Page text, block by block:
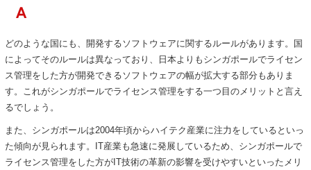
どのような国にも、開発するソフトウェアに関するルールがあります。国
によってそのルールは異なっており、日本よりもシンガポールでライセン
ス管理をした方が開発できるソフトウェアの幅が拡大する部分もありま
す。これがシンガポールでライセンス管理をする一つ目のメリットと言え
るでしょう。
また、シンガポールは2004年頃からハイテク産業に注力をしているといっ
た傾向が見られます。IT産業も急速に発展しているため、シンガポールで
ライセンス管理をした方がIT技術の革新の影響を受けやすいといったメリ